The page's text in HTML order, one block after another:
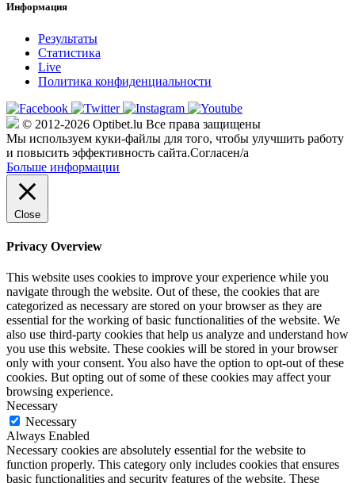
Информация
Результаты
Статистика
Live
Политика конфиденциальности
© 2012-2026 Optibet.lu Все права защищены
Мы используем куки-файлы для того, чтобы улучшить работу
и повысить эффективность сайта.Согласен/а
Больше информации
Close
Privacy Overview
This website uses cookies to improve your experience while you
navigate through the website. Out of these, the cookies that are
categorized as necessary are stored on your browser as they are
essential for the working of basic functionalities of the website. We
also use third-party cookies that help us analyze and understand how
you use this website. These cookies will be stored in your browser
only with your consent. You also have the option to opt-out of these
cookies. But opting out of some of these cookies may affect your
browsing experience.
Necessary
Necessary
Always Enabled
Necessary cookies are absolutely essential for the website to
function properly. This category only includes cookies that ensures
basic functionalities and security features of the website. These